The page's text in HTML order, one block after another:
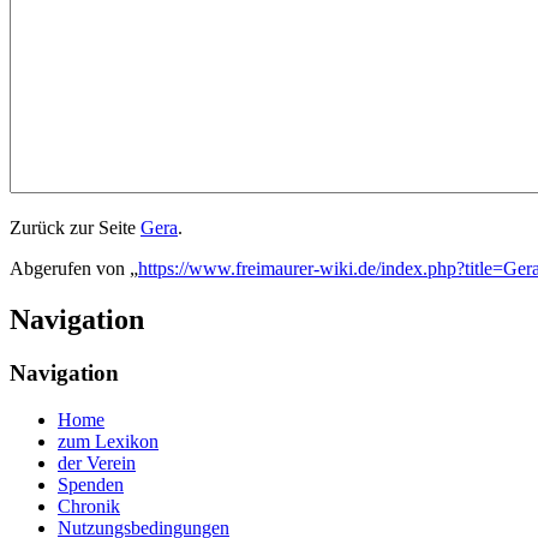
Zurück zur Seite Gera.
Abgerufen von „https://www.freimaurer-wiki.de/
Navigation
Navigation
Home
zum Lexikon
der Verein
Spenden
Chronik
Nutzungsbedingungen